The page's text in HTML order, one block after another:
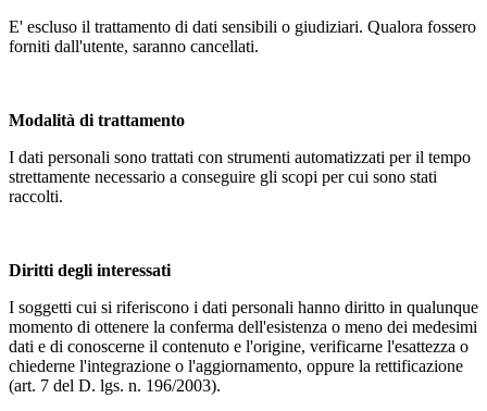
E' escluso il trattamento di dati sensibili o giudiziari. Qualora fossero
forniti dall'utente, saranno cancellati.
Modalità di trattamento
I dati personali sono trattati con strumenti automatizzati per il tempo
strettamente necessario a conseguire gli scopi per cui sono stati
raccolti.
Diritti degli interessati
I soggetti cui si riferiscono i dati personali hanno diritto in qualunque
momento di ottenere la conferma dell'esistenza o meno dei medesimi
dati e di conoscerne il contenuto e l'origine, verificarne l'esattezza o
chiederne l'integrazione o l'aggiornamento, oppure la rettificazione
(art. 7 del D. lgs. n. 196/2003).